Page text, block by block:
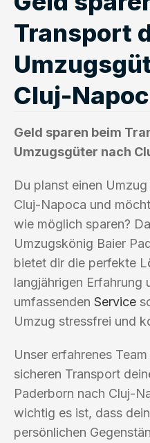
Transport
Cluj-
Geld sparen beim
Umzugsgüter nach
Du planst einen
Cluj-Napoca und
wie möglich sparen?
Umzugskönig Baier
bietet dir die perfekte
langjährigen Erfahrung
umfassenden Service
Umzug stressfrei und
Unser erfahrenes
sicheren Transport
Paderborn nach Cluj-
wichtig es ist, dass
persönlichen